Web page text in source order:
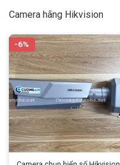
Camera hãng Hikvision
-6%